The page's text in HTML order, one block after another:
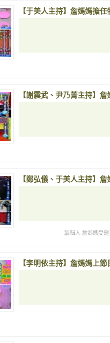
【于美人主持】詹媽媽擔任
【謝震武、尹乃菁主持】
【鄭弘儀、于美人主持】
編輯人 詹媽媽受
【李明依主持】詹媽媽上